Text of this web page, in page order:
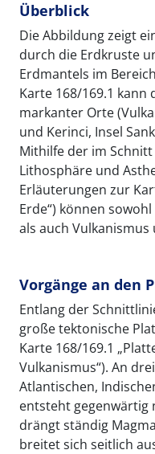
Überblick
Die Abbildung zeigt
durch die Erdkruste
Erdmantels im
Karte 168/169.1 kann
markanter Orte
und Kerinci, Insel
Mithilfe der im
Lithosphäre und
Erläuterungen zur
Erde“) können
als auch
Vorgänge an den
Entlang der
große tektonische
Karte 168/169.1
Vulkanismus“). An
Atlantischen,
entsteht gegenwärtig
drängt ständig
breitet sich seitlich